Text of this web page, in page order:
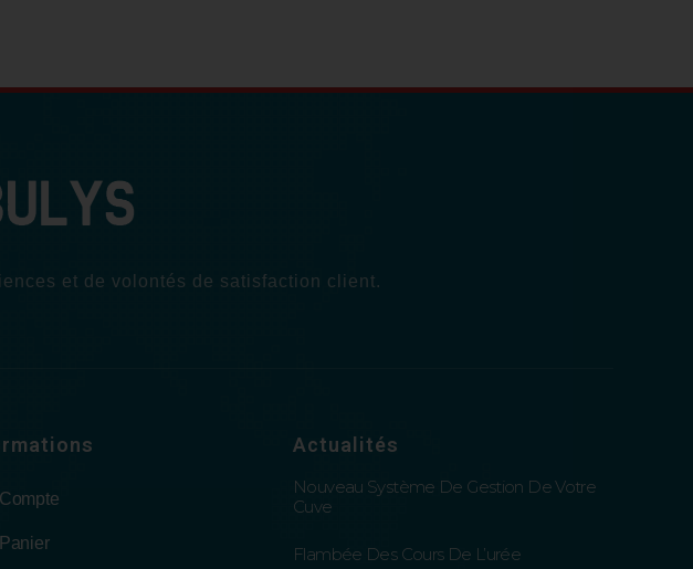
et de volontés de satisfaction client.
Actualités
Nouveau Système De Gestion De Votre
Cuve
Flambée Des Cours De L’urée